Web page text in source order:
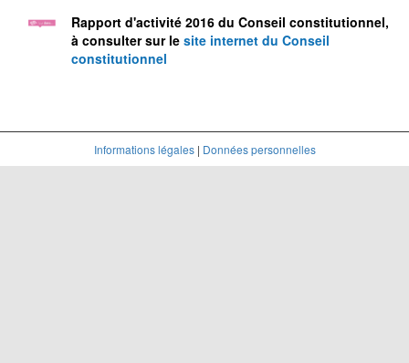
Rapport d'activité 2016 du Conseil constitutionnel,
à consulter sur lesite internet du Conseil
constitutionnel
Informations légales| Données personnelles